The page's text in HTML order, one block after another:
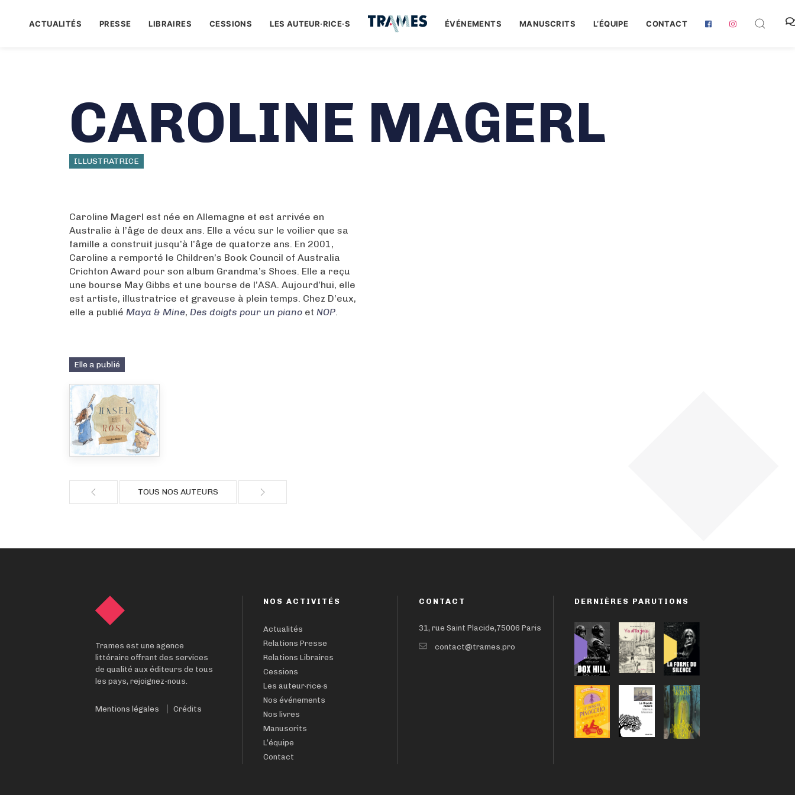
ACTUALITÉS PRESSE LIBRAIRES CESSIONS LES AUTEUR·RICE·S ÉVÉNEMENTS MANUSCRITS L‘ÉQUIPE CONTACT
CAROLINE MAGERL
ILLUSTRATRICE
Caroline Magerl est née en Allemagne et est arrivée en
Australie à l’âge de deux ans. Elle a vécu sur le voilier que sa
famille a construit jusqu’à l’âge de quatorze ans. En 2001,
Caroline a remporté le Children’s Book Council of Australia
Crichton Award pour son album Grandma’s Shoes. Elle a reçu
une bourse May Gibbs et une bourse de l’ASA. Aujourd’hui, elle
est artiste, illustratrice et graveuse à plein temps. Chez D’eux,
elle a publié Maya & Mine, Des doigts pour un piano et NOP.
Elle a publié
TOUS NOS AUTEURS
Trames est une agence
littéraire offrant des services
de qualité aux éditeurs de tous
les pays, rejoignez-nous.
Mentions légales Crédits
NOS ACTIVITÉS
Actualités
Relations Presse
Relations Libraires
Cessions
Les auteur·rice·s
Nos événements
Nos livres
Manuscrits
L’équipe
Contact
CONTACT
31, rue Saint Placide,75006 Paris
contact@trames.pro
DERNIÈRES PARUTIONS